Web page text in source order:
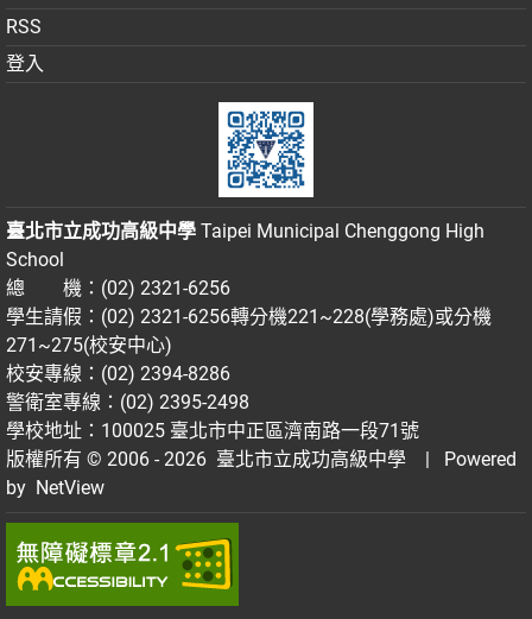
RSS
登入
臺北市立成功高級中學 Taipei Municipal Chenggong High
School
總 機：(02) 2321-6256
學生請假：(02) 2321-6256轉分機221~228(學務處)或分機
271~275(校安中心)
校安專線：(02) 2394-8286
警衛室專線：(02) 2395-2498
學校地址：100025 臺北市中正區濟南路一段71號
版權所有 © 2006 - 2026 臺北市立成功高級中學
| Powered
by NetView